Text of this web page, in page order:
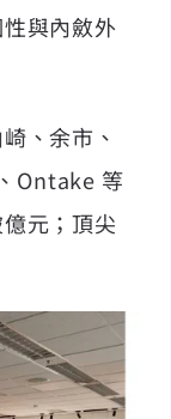
與內斂外
、余市、
Ontake 等
元；頂尖